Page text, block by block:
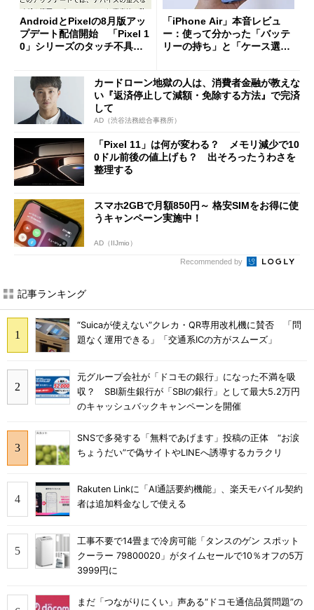
AndroidとPixelの8月版アッ
プデート配信開始 「Pixel 1
0」シリーズのタッチ不具合
「iPhone Air」本音レビュ
ー：使って分かった「バッテ
リーの持ち」と「ケース選
カードローン地獄の人は、消費者金融が教えな
い『返済停止して減額・免除する方法』で完済
して
AD（渋谷法務総合事務所）
「Pixel 11」は何が変わる？ メモリ減少で10
0ドル前後の値上げも？ 出そろったうわさを
整理する
スマホ2GBで月額850円～ 格安SIMをお得に使
うキャンペーン実施中！
AD（IIJmio）
Recommended by
記事ランキング
“Suicaが使えない”クレカ・QR専用改札機に賛否 「問
題なく運用できる」「交通系ICの方がスムーズ」
元グループ会社が「ドコモの銀行」になった不満を吸
収？ SBI新生銀行が「SBIの銀行」として最大5.2万円
のキャッシュバックキャンペーンを開催
SNSで多発する「無料であげます」投稿の正体 “お涙
ちょうだい”で偽サイトやLINEへ誘導するカラクリ
Rakuten Linkに「AI通話要約機能」、楽天モバイル契約
者は追加料金なしで使える
工事不要で14畳まで冷房可能「タンスのゲン スポット
クーラー 79800020」がタイムセールで10％オフの5万
3999円に
まだ「つながりにくい」声ある“ドコモ通信品質問題”の